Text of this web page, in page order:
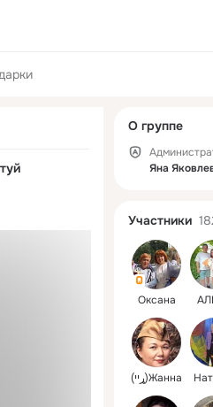
колонка
О группе
Яна
Участники
Оксана
(ړײ)Жанна